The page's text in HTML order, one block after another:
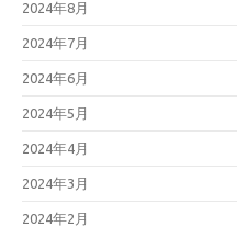
2024年8月
2024年7月
2024年6月
2024年5月
2024年4月
2024年3月
2024年2月